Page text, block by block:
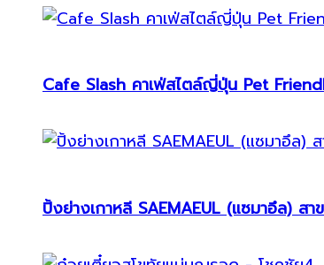
Cafe Slash คาเฟ่สไตล์ญี่ปุ่น Pet
ปิ้งย่างเกาหลี SAEMAEUL (แซมาอึล) สา